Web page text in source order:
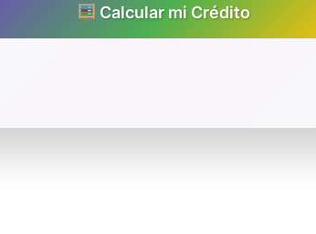
Calcular mi Crédito